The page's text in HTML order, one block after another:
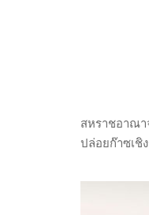
สหราชอาณา
ปล่อยก๊าซเชิ